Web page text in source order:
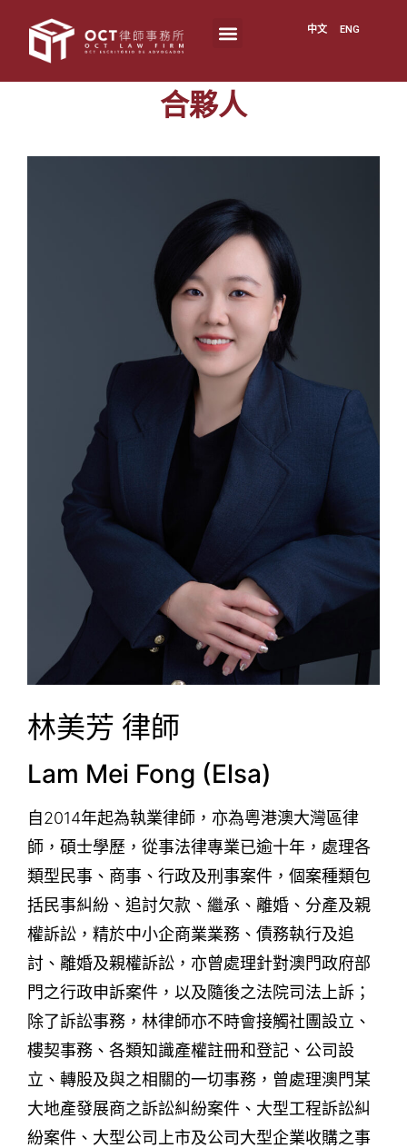
中文 ENG
合夥人
林美芳 律師
Lam Mei Fong (Elsa)
自2014年起為執業律師，亦為粵港澳大灣區律
師，碩士學歷，從事法律專業已逾十年，處理各
類型民事、商事、行政及刑事案件，個案種類包
括民事糾紛、追討欠款、繼承、離婚、分產及親
權訴訟，精於中小企商業業務、債務執行及追
討、離婚及親權訴訟，亦曾處理針對澳門政府部
門之行政申訴案件，以及隨後之法院司法上訴；
除了訴訟事務，林律師亦不時會接觸社團設立、
樓契事務、各類知識產權註冊和登記、公司設
立、轉股及與之相關的一切事務，曾處理澳門某
大地產發展商之訴訟糾紛案件、大型工程訴訟糾
紛案件、大型公司上市及公司大型企業收購之事